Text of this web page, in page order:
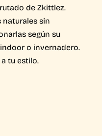
de Zkittlez.
sin
según su
o invernadero.
tu estilo.